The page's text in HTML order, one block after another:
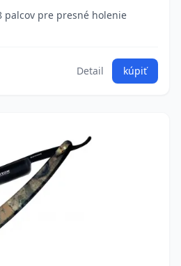
palcov pre presné holenie
Detail kúpiť